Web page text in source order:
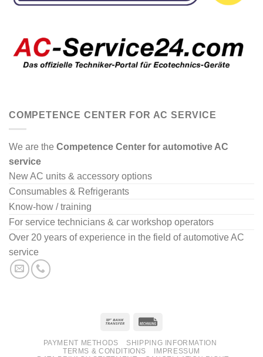
COMPETENCE CENTER FOR AC SERVICE
We are the Competence Center for automotive AC
service
New AC units & accessory options
Consumables & Refrigerants
Know-how / training
For service technicians & car workshop operators
Over 20 years of experience in the field of automotive AC
service
PAYMENT METHODS
SHIPPING INFORMATION
TERMS & CONDITIONS
IMPRESSUM